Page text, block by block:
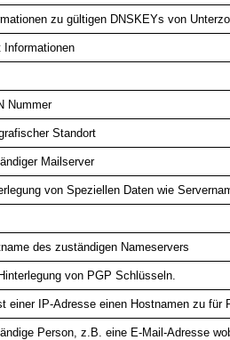
zu gültigen DNSKEYs von
Informationen
Nummer
Standort
Mailserver
von Speziellen Daten wie
des zuständigen Nameservers
von PGP Schlüsseln.
einer IP-Adresse einen Hostnamen zu für
Person, z.B. eine E-Mail-Adresse